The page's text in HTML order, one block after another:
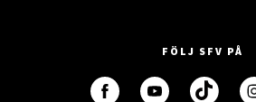
FÖLJ SFV PÅ